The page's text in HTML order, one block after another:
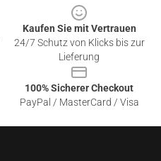
Kaufen Sie mit Vertrauen
24/7 Schutz von Klicks bis zur
Lieferung
100% Sicherer Checkout
PayPal / MasterCard / Visa